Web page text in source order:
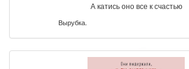
А катись оно все к счастью
Вырубка.